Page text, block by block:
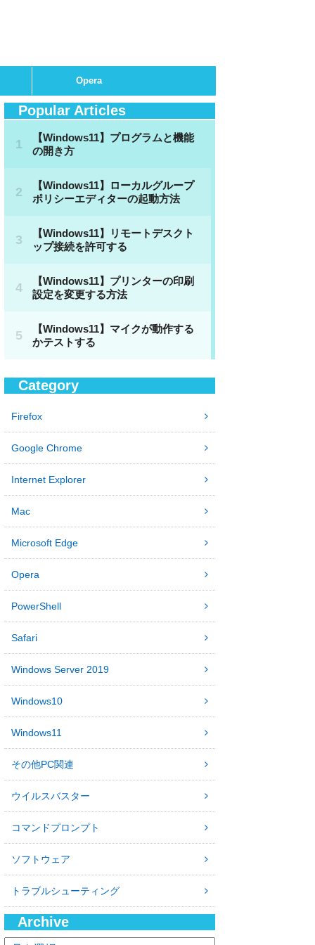
Opera
Popular Articles
Category
Firefox
Google Chrome
Internet Explorer
Mac
Microsoft Edge
Opera
PowerShell
Safari
Windows Server 2019
Windows10
Windows11
その他PC関連
ウイルスバスター
コマンドプロンプト
ソフトウェア
トラブルシューティング
Archive